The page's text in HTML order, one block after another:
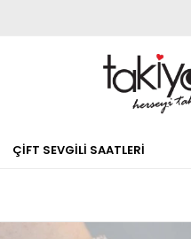
ÇİFT SEVGİLİ SAATLERİ